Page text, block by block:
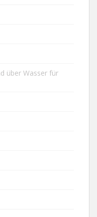
über Wasser für